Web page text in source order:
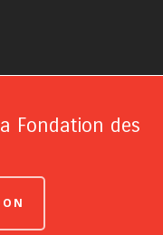
Fondation des